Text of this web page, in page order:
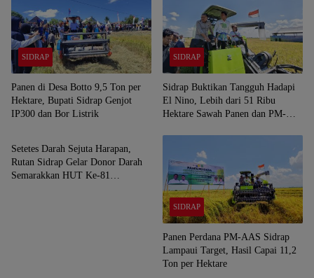
SIDRAP
Panen di Desa Botto 9,5 Ton per
Hektare, Bupati Sidrap Genjot
IP300 dan Bor Listrik
SIDRAP
Sidrap Buktikan Tangguh Hadapi
El Nino, Lebih dari 51 Ribu
Hektare Sawah Panen dan PM-
SIDRAP
Setetes Darah Sejuta Harapan,
Rutan Sidrap Gelar Donor Darah
Semarakkan HUT Ke-81
SIDRAP
Panen Perdana PM-AAS Sidrap
Lampaui Target, Hasil Capai 11,2
Ton per Hektare